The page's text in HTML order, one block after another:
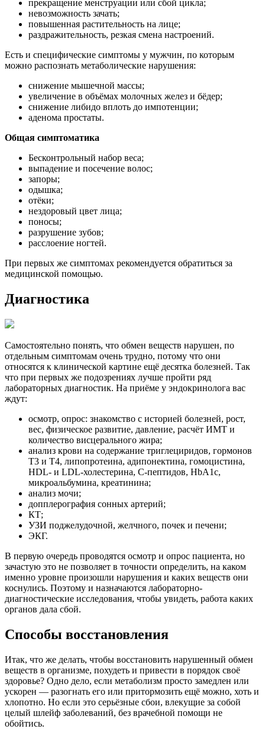
прекращение менструации или сбой цикла;
невозможность зачать;
повышенная растительность на лице;
раздражительность, резкая смена настроений.
Есть и специфические симптомы у мужчин, по которым
можно распознать метаболические нарушения:
снижение мышечной массы;
увеличение в объёмах молочных желез и бёдер;
снижение либидо вплоть до импотенции;
аденома простаты.
Общая симптоматика
Бесконтрольный набор веса;
выпадение и посечение волос;
запоры;
одышка;
отёки;
нездоровый цвет лица;
поносы;
разрушение зубов;
расслоение ногтей.
При первых же симптомах рекомендуется обратиться за
медицинской помощью.
Диагностика
Самостоятельно понять, что обмен веществ нарушен, по
отдельным симптомам очень трудно, потому что они
относятся к клинической картине ещё десятка болезней. Так
что при первых же подозрениях лучше пройти ряд
лабораторных диагностик. На приёме у эндокринолога вас
ждут:
осмотр, опрос: знакомство с историей болезней, рост,
вес, физическое развитие, давление, расчёт ИМТ и
количество висцерального жира;
анализ крови на содержание триглециридов, гормонов
Т3 и Т4, липопротеина, адипонектина, гомоцистина,
HDL- и LDL-холестерина, C-пептидов, HbA1c,
микроальбумина, креатинина;
анализ мочи;
допплерография сонных артерий;
КТ;
УЗИ поджелудочной, желчного, почек и печени;
ЭКГ.
В первую очередь проводятся осмотр и опрос пациента, но
зачастую это не позволяет в точности определить, на каком
именно уровне произошли нарушения и каких веществ они
коснулись. Поэтому и назначаются лабораторно-
диагностические исследования, чтобы увидеть, работа каких
органов дала сбой.
Способы восстановления
Итак, что же делать, чтобы восстановить нарушенный обмен
веществ в организме, похудеть и привести в порядок своё
здоровье? Одно дело, если метаболизм просто замедлен или
ускорен — разогнать его или притормозить ещё можно, хоть и
хлопотно. Но если это серьёзные сбои, влекущие за собой
целый шлейф заболеваний, без врачебной помощи не
обойтись.